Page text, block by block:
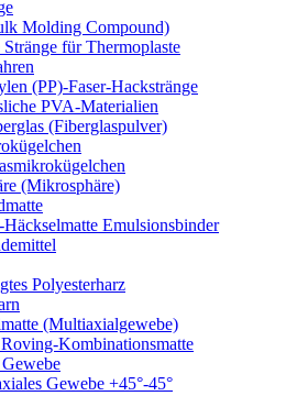
Molding Compound)
Stränge für Thermoplaste
(PP)-Faser-Hackstränge
PVA-Materialien
(Fiberglaspulver)
(Mikrosphäre)
Häckselmatte Emulsionsbinder
Polyesterharz
(Multiaxialgewebe)
Kombinationsmatte
Gewebe +45°-45°